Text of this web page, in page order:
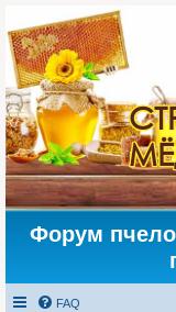
Форум
FAQ